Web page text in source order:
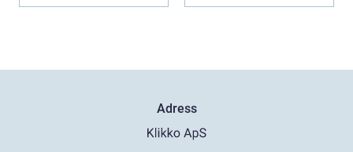
Adress